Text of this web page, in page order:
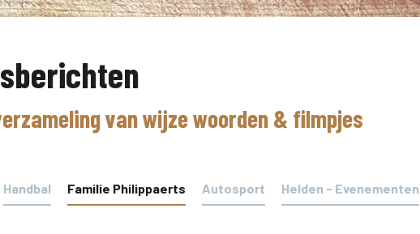
van wijze woorden & filmpjes
Handbal Familie Philippaerts Autosport Helden - Evenementen